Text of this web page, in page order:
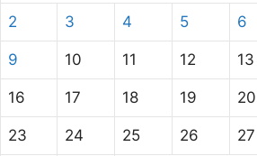
2 3 4 5 6
9 10 11 12 13
16 17 18 19 20
23 24 25 26 27